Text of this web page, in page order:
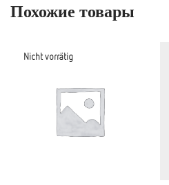
Похожие товары